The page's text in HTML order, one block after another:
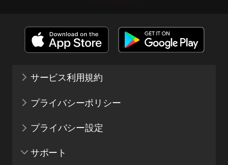
サービス利用規約
プライバシーポリシー
プライバシー設定
サポート